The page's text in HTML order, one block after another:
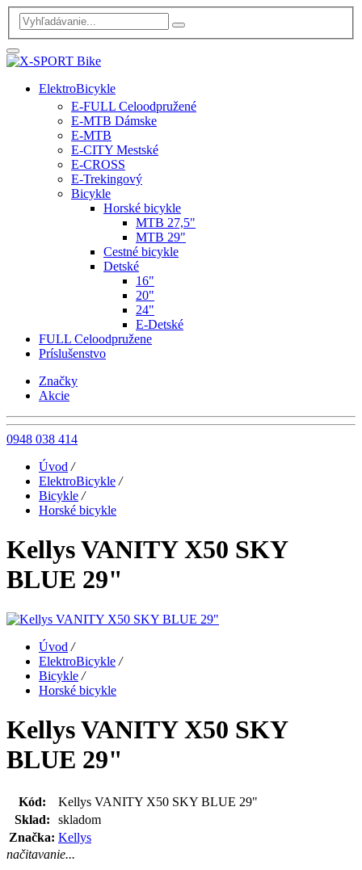
ElektroBicykle
E-FULL Celoodpružené
E-MTB Dámske
E-MTB
E-CITY Mestské
E-CROSS
E-Trekingový
Bicykle
Horské bicykle
MTB 27,5"
MTB 29"
Cestné bicykle
Detské
16"
20"
24"
E-Detské
FULL Celoodpružene
Príslušenstvo
Značky
Akcie
0948 038 414
Úvod /
ElektroBicykle /
Bicykle /
Horské bicykle
Kellys VANITY X50 SKY
BLUE 29"
Úvod /
ElektroBicykle /
Bicykle /
Horské bicykle
Kellys VANITY X50 SKY
BLUE 29"
Kód:
Kellys VANITY X50 SKY BLUE 29"
Sklad:
skladom
Značka: Kellys
načitavanie...